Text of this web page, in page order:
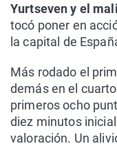
Yurtseven y el
tocó poner en
la capital de
Más rodado el
demás en el
primeros ocho
diez minutos
valoración. Un